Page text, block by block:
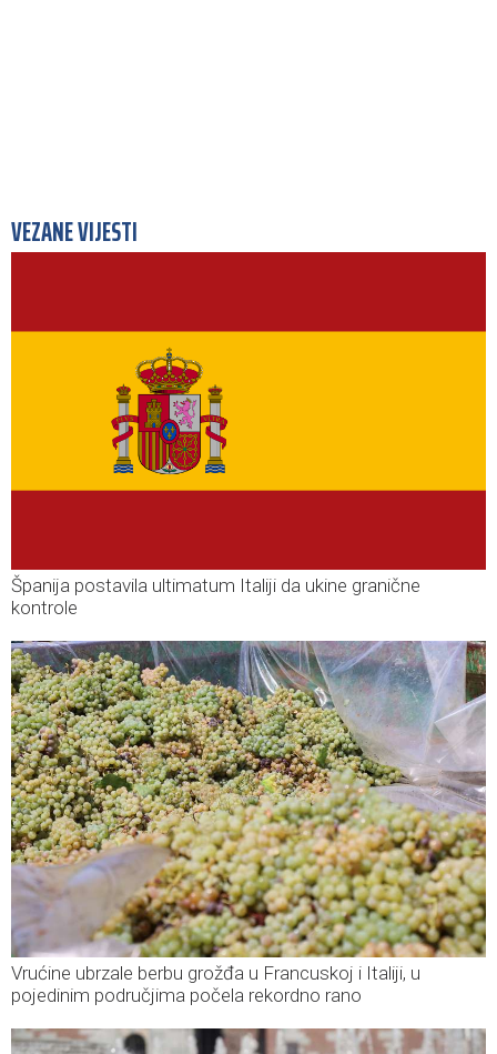
VEZANE VIJESTI
Španija postavila ultimatum Italiji da ukine granične
kontrole
Vrućine ubrzale berbu grožđa u Francuskoj i Italiji, u
pojedinim područjima počela rekordno rano